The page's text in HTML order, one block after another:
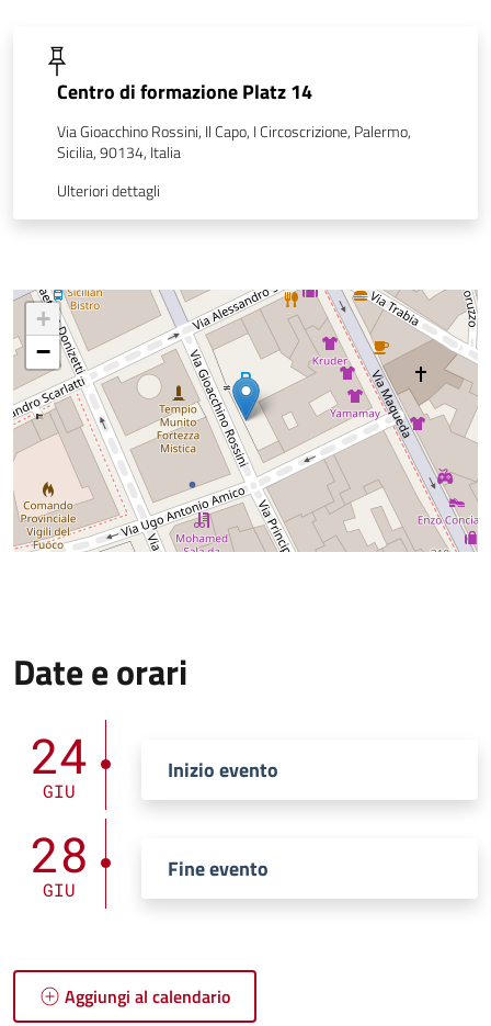
Centro di formazione Platz 14
Via Gioacchino Rossini, Il Capo, I Circoscrizione, Palermo,
Sicilia, 90134, Italia
Ulteriori dettagli
+
−
Date e orari
24
GIU
Inizio evento
28
GIU
Fine evento
Aggiungi al calendario